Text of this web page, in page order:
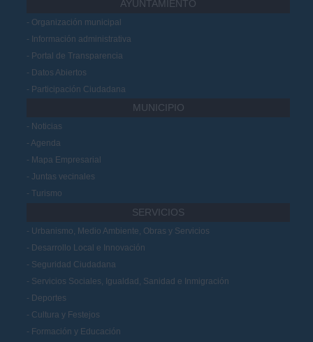
AYUNTAMIENTO
Organización municipal
Información administrativa
Portal de Transparencia
Datos Abiertos
Participación Ciudadana
MUNICIPIO
Noticias
Agenda
Mapa Empresarial
Juntas vecinales
Turismo
SERVICIOS
Urbanismo, Medio Ambiente, Obras y Servicios
Desarrollo Local e Innovación
Seguridad Ciudadana
Servicios Sociales, Igualdad, Sanidad e Inmigración
Deportes
Cultura y Festejos
Formación y Educación